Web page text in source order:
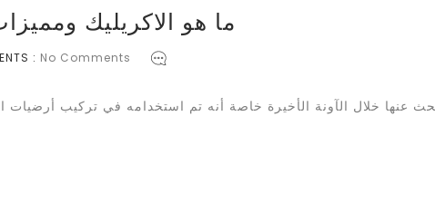
ما هو الاكريليك
: No Comments
عنها خلال الآونة الأخيرة خاصة أنه تم استخدامه في تركيب أرضيات